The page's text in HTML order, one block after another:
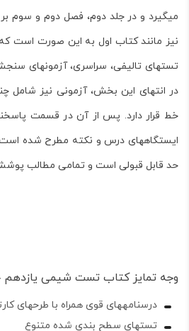
می­گیرد و در جلد دوم، فصل دوم و سوم
نیز مانند کتاب اول به این صورت است
در انتهای این بخش، آزمونی نیز شامل
خط قرار دارد. پس از آن در قسمت
ایستگاه­های درس و نکته مطرح شده
حد قابل قبولی است و تمامی مطالب
وجه تمایز کتاب تست شیمی یازدهم
درسنامه­های قوی همراه با طرح­های
تست­های سطح بندی شده متنوع